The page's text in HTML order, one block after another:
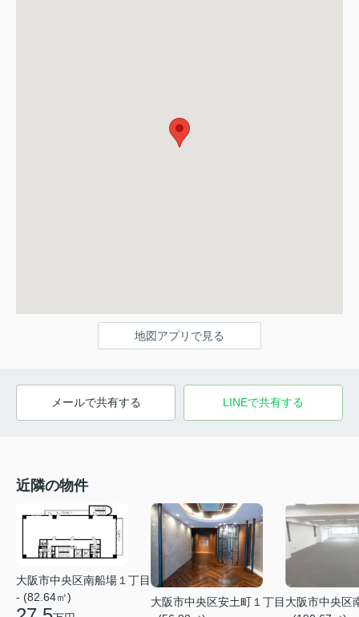
地図アプリで見る
メールで共有する LINEで共有する
近隣の物件
大阪市中央区南船場１丁目
- (82.64㎡)
大阪市中央区安土町１丁目大阪市中央区